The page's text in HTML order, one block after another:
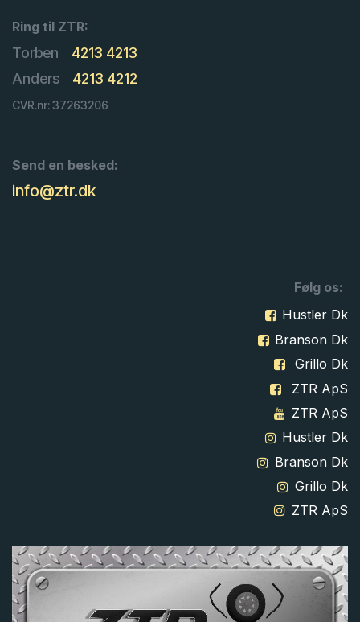
Ring til ZTR:
Torben
4213 4213
Anders
4213 4212
CVR.nr: 37263206
Send en besked:
info@ztr.dk
Følg os:
Hustler Dk
Branson Dk
Grillo Dk
ZTR ApS
ZTR ApS
Hustler Dk
Branson Dk
Grillo Dk
ZTR ApS